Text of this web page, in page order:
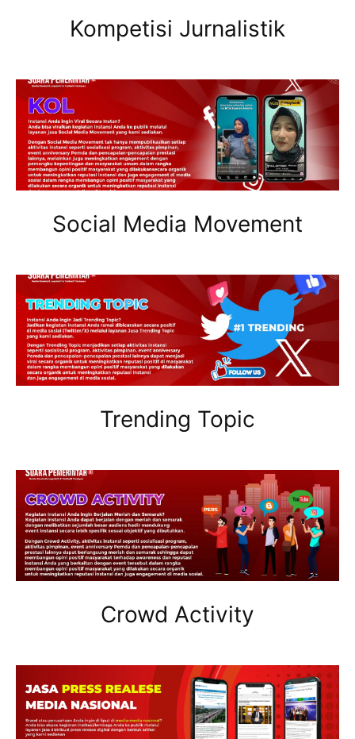
Kompetisi Jurnalistik
Social Media Movement
Trending Topic
Crowd Activity